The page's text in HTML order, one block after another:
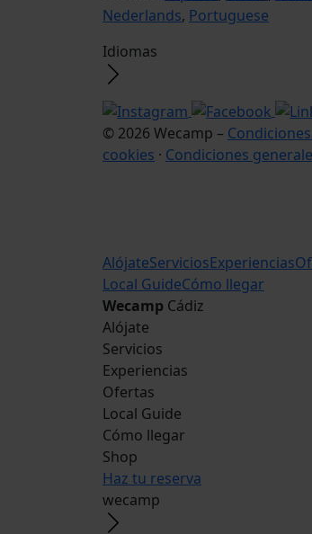
Nederlands, Portuguese
Idiomas
© 2026 Wecamp –
cookies · Condiciones
AlójateServiciosExperiencias
Local GuideCómo llegar
Wecamp Cádiz
Alójate
Servicios
Experiencias
Ofertas
Local Guide
Cómo llegar
Shop
Haz tu reserva
wecamp